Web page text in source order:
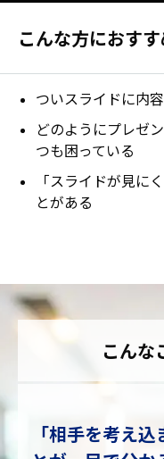
こんな方におす
ついスライドに内
どのようにプレゼ
つも困っている
「スライドが見に
とがある
こんな
「相手を考え